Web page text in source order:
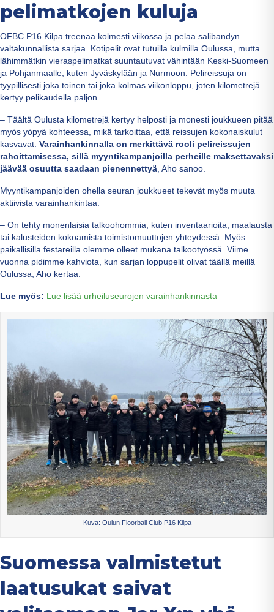
pelimatkojen kuluja
OFBC P16 Kilpa treenaa kolmesti viikossa ja pelaa salibandyn
valtakunnallista sarjaa. Kotipelit ovat tutuilla kulmilla Oulussa, mutta
lähimmätkin vieraspelimatkat suuntautuvat vähintään Keski-Suomeen
ja Pohjanmaalle, kuten Jyväskylään ja Nurmoon. Pelireissuja on
tyypillisesti joka toinen tai joka kolmas viikonloppu, joten kilometrejä
kertyy pelikaudella paljon.
– Täältä Oulusta kilometrejä kertyy helposti ja monesti joukkueen pitää
myös yöpyä kohteessa, mikä tarkoittaa, että reissujen kokonaiskulut
kasvavat. Varainhankinnalla on merkittävä rooli pelireissujen
rahoittamisessa, sillä myyntikampanjoilla perheille maksettavaksi
jäävää osuutta saadaan pienennettyä, Aho sanoo.
Myyntikampanjoiden ohella seuran joukkueet tekevät myös muuta
aktiivista varainhankintaa.
– On tehty monenlaisia talkoohommia, kuten inventaarioita, maalausta
tai kalusteiden kokoamista toimistomuuttojen yhteydessä. Myös
paikallisilla festareilla olemme olleet mukana talkootyössä. Viime
vuonna pidimme kahviota, kun sarjan loppupelit olivat täällä meillä
Oulussa, Aho kertaa.
Lue myös: Lue lisää urheiluseurojen varainhankinnasta
Kuva: Oulun Floorball Club P16 Kilpa
Suomessa valmistetut
laatusukat saivat